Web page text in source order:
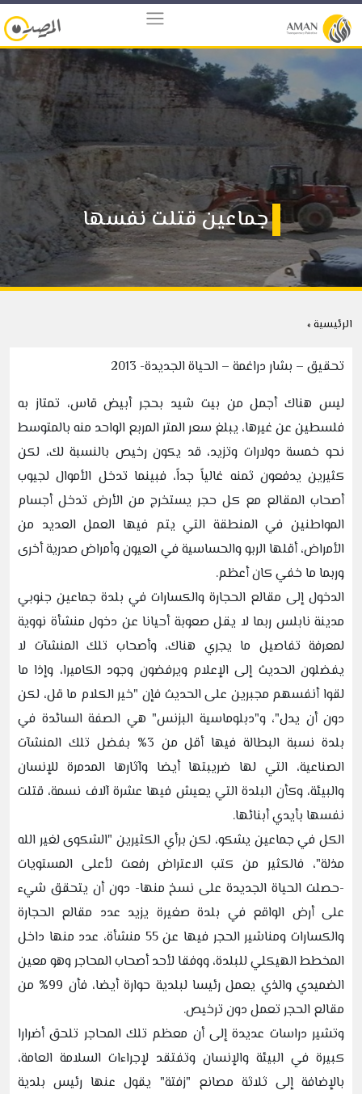
جماعين قتلت نفسها
الرئيسية »
تحقيق – بشار دراغمة – الحياة الجديدة- 2013
ليس هناك أجمل من بيت شيد بحجر أبيض قاس، تمتاز به
فلسطين عن غيرها، يبلغ سعر المتر المربع الواحد منه بالمتوسط
نحو خمسة دولارات وتزيد، قد يكون رخيص بالنسبة لك، لكن
كثيرين يدفعون ثمنه غالياً جداً، فبينما تدخل الأموال لجيوب
أصحاب المقالع مع كل حجر يستخرج من الأرض تدخل أجسام
المواطنين في المنطقة التي يتم فيها العمل العديد من
الأمراض، أقلها الربو والحساسية في العيون وأمراض صدرية أخرى
وربما ما خفي كان أعظم.
الدخول إلى مقالع الحجارة والكسارات في بلدة جماعين جنوبي
مدينة نابلس ربما لا يقل صعوبة أحيانا عن دخول منشأة نووية
لمعرفة تفاصيل ما يجري هناك، وأصحاب تلك المنشآت لا
يفضلون الحديث إلى الإعلام ويرفضون وجود الكاميرا، وإذا ما
لقوا أنفسهم مجبرين على الحديث فإن "خير الكلام ما قل، لكن
دون أن يدل"، و"دبلوماسية البزنس" هي الصفة السائدة في
بلدة نسبة البطالة فيها أقل من 3% بفضل تلك المنشآت
الصناعية، التي لها ضريبتها أيضا وآثارها المدمرة للإنسان
والبيئة، وكأن البلدة التي يعيش فيها عشرة آلاف نسمة، قتلت
نفسها بأيدي أبنائها.
الكل في جماعين يشكو، لكن برأي الكثيرين "الشكوى لغير الله
مذلة"، فالكثير من كتب الاعتراض رفعت لأعلى المستويات
-حصلت الحياة الجديدة على نسخ منها- دون أن يتحقق شيء
على أرض الواقع في بلدة صغيرة يزيد عدد مقالع الحجارة
والكسارات ومناشير الحجر فيها عن 55 منشأة، عدد منها داخل
المخطط الهيكلي للبلدة، ووفقا لأحد أصحاب المحاجر وهو معين
الضميدي والذي يعمل رئيسا لبلدية حوارة أيضا، فأن 99% من
مقالع الحجر تعمل دون ترخيص.
وتشير دراسات عديدة إلى أن معظم تلك المحاجر تلحق أضرارا
كبيرة في البيئة والإنسان وتفتقد لإجراءات السلامة العامة،
بالإضافة إلى ثلاثة مصانع "زفتة" يقول عنها رئيس بلدية